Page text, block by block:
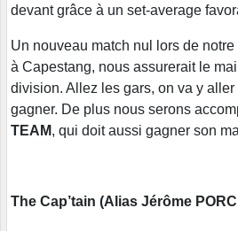
devant grâce à un set-average
Un nouveau match nul lors de
à Capestang, nous assurerait le
division. Allez les gars, on va y
gagner. De plus nous serons
TEAM, qui doit aussi gagner son
The Cap’tain (Alias Jérôme